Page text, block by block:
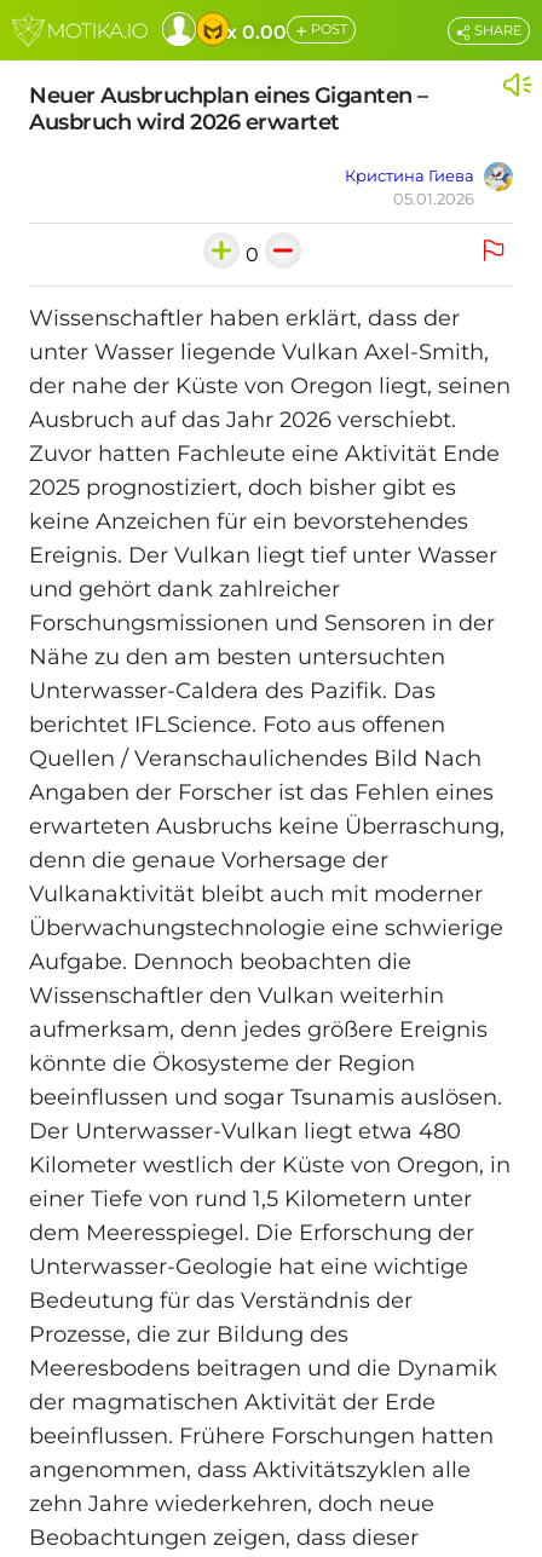
x 0.00 + POST
Neuer Ausbruchplan eines Giganten –
Ausbruch wird 2026 erwartet
Кристина Гиева
05.01.2026
SHARE
0
Wissenschaftler haben erklärt, dass der
unter Wasser liegende Vulkan Axel-Smith,
der nahe der Küste von Oregon liegt, seinen
Ausbruch auf das Jahr 2026 verschiebt.
Zuvor hatten Fachleute eine Aktivität Ende
2025 prognostiziert, doch bisher gibt es
keine Anzeichen für ein bevorstehendes
Ereignis. Der Vulkan liegt tief unter Wasser
und gehört dank zahlreicher
Forschungsmissionen und Sensoren in der
Nähe zu den am besten untersuchten
Unterwasser-Caldera des Pazifik. Das
berichtet IFLScience. Foto aus offenen
Quellen / Veranschaulichendes Bild Nach
Angaben der Forscher ist das Fehlen eines
erwarteten Ausbruchs keine Überraschung,
denn die genaue Vorhersage der
Vulkanaktivität bleibt auch mit moderner
Überwachungstechnologie eine schwierige
Aufgabe. Dennoch beobachten die
Wissenschaftler den Vulkan weiterhin
aufmerksam, denn jedes größere Ereignis
könnte die Ökosysteme der Region
beeinflussen und sogar Tsunamis auslösen.
Der Unterwasser-Vulkan liegt etwa 480
Kilometer westlich der Küste von Oregon, in
einer Tiefe von rund 1,5 Kilometern unter
dem Meeresspiegel. Die Erforschung der
Unterwasser-Geologie hat eine wichtige
Bedeutung für das Verständnis der
Prozesse, die zur Bildung des
Meeresbodens beitragen und die Dynamik
der magmatischen Aktivität der Erde
beeinflussen. Frühere Forschungen hatten
angenommen, dass Aktivitätszyklen alle
zehn Jahre wiederkehren, doch neue
Beobachtungen zeigen, dass dieser